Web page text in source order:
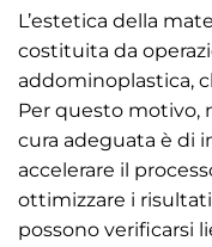
L’estetica della
costituita da
addominoplastica,
Per questo motivo,
cura adeguata è di
accelerare il
ottimizzare i
possono verificarsi